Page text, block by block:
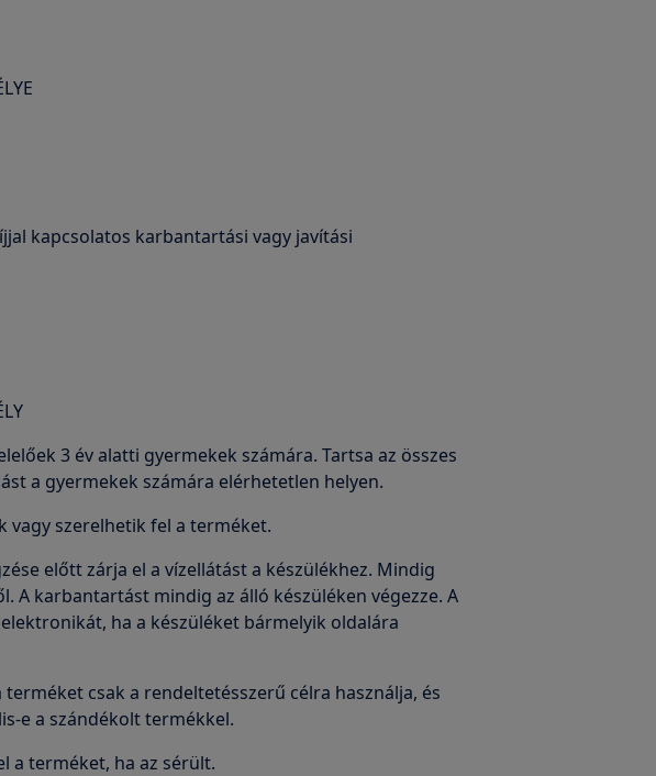
kapcsolatos karbantartási vagy javítási
3 év alatti gyermekek számára. Tartsa az összes
a gyermekek számára elérhetetlen helyen.
vagy szerelhetik fel a terméket.
előtt zárja el a vízellátást a készülékhez. Mindig
A karbantartást mindig az álló készüléken végezze. A
ha a készüléket bármelyik oldalára
csak a rendeltetésszerű célra használja, és
e a szándékolt termékkel.
a terméket, ha az sérült.